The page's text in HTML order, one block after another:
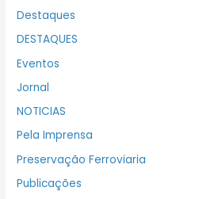
Destaques
DESTAQUES
Eventos
Jornal
NOTICIAS
Pela Imprensa
Preservação Ferroviaria
Publicações